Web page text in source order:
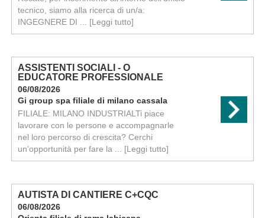
tecnico, siamo alla ricerca di un/a:
INGEGNERE DI ... [Leggi tutto]
ASSISTENTI SOCIALI - O
EDUCATORE PROFESSIONALE
06/08/2026
Gi group spa filiale di milano cassala
FILIALE: MILANO INDUSTRIALTi piace
lavorare con le persone e accompagnarle
nel loro percorso di crescita? Cerchi
un’opportunità per fare la ... [Leggi tutto]
AUTISTA DI CANTIERE C+CQC
06/08/2026